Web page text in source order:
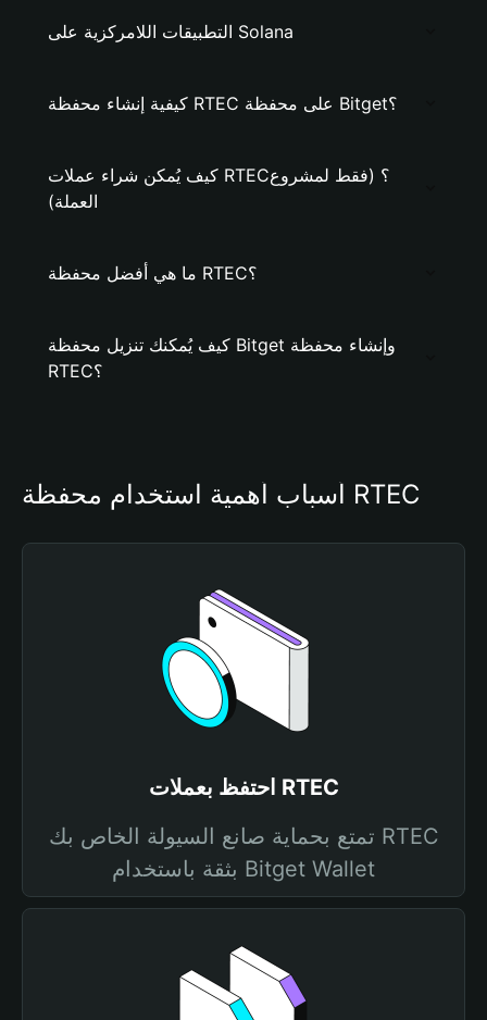
التطبيقات اللامركزية على Solana
كيفية إنشاء محفظة RTEC على محفظة Bitget؟
كيف يُمكن شراء عملات RTEC؟ (فقط لمشروع
العملة)
ما هي أفضل محفظة RTEC؟
كيف يُمكنك تنزيل محفظة Bitget وإنشاء محفظة
RTEC؟
أسباب أهمية استخدام محفظة RTEC
احتفظ بعملات RTEC
تمتع بحماية صانع السيولة الخاص بك RTEC
بثقة باستخدام Bitget Wallet